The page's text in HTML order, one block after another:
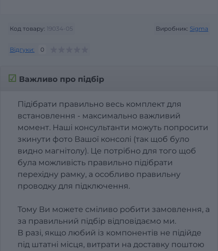
Код товару: 19034-05 Виробник: Sigma
Відгуки: 0
☑ Важливо про підбір
Підібрати правильно весь комплект для
встановлення - максимально важливий
момент. Наші консультанти можуть попросити
зкинути фото Вашої консолі (так щоб було
видно магнітолу). Це потрібно для того щоб
була можливість правильно підібрати
перехідну рамку, а особливо правильну
проводку для підключення.
Тому Ви можете сміливо робити замовлення, а
за правильний підбір відповідаємо ми.
В разі, якщо любий із компонентів не підійде
під штатні місця, витрати на доставку поштою